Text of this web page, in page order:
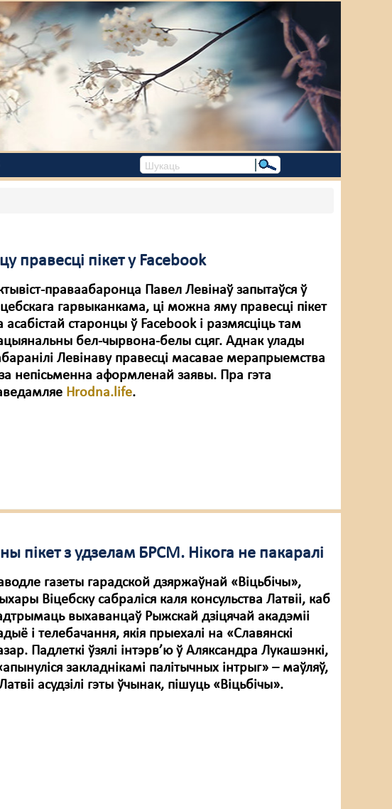
правесці пікет у Facebook
праваабаронца Павел Левінаў запытаўся ў
гарвыканкама, ці можна яму правесці пікет
асабістай старонцы ў Facebook і размясціць там
бел-чырвона-белы сцяг. Аднак улады
Левінаву правесці масавае мерапрыемства
непісьменна аформленай заявы. Пра гэта
Hrodna.life.
пікет з удзелам БРСМ. Нікога не пакаралі
газеты гарадской дзяржаўнай «Віцьбічы»,
Віцебску сабраліся каля консульства Латвіі, каб
выхаванцаў Рыжскай дзіцячай акадэміі
і телебачання, якія прыехалі на «Славянскі
Падлеткі ўзялі інтэрв’ю ў Аляксандра Лукашэнкі,
закладнікамі палітычных інтрыг» – маўляў,
асудзілі гэты ўчынак, пішуць «Віцьбічы».